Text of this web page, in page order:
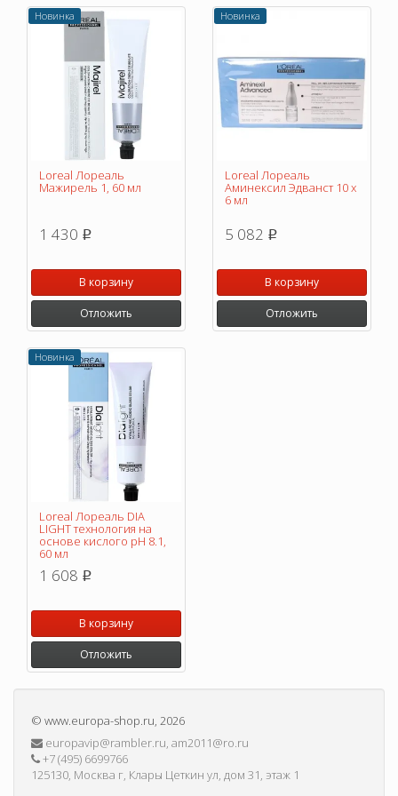
Новинка
Loreal Лореаль
Мажирель 1, 60 мл
1 430 p
В корзину
Отложить
Новинка
Loreal Лореаль
Аминексил Эдванст 10 х
6 мл
5 082 p
В корзину
Отложить
Новинка
Loreal Лореаль DIA
LIGHT технология на
основе кислого pH 8.1,
60 мл
1 608 p
В корзину
Отложить
© www.europa-shop.ru, 2026
europavip@rambler.ru, am2011@ro.ru
+7 (495) 6699766
125130, Москва г, Клары Цеткин ул, дом 31, этаж 1